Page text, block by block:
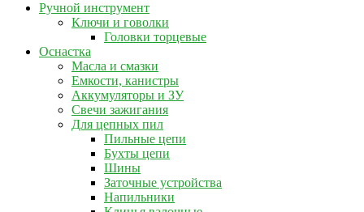
Ручной инструмент
Ключи и говолки
Головки торцевые
Оснастка
Масла и смазки
Емкости, канистры
Аккумуляторы и ЗУ
Свечи зажигания
Для цепных пил
Пильные цепи
Бухты цепи
Шины
Заточные устройства
Напильники